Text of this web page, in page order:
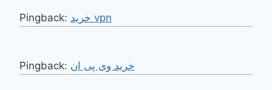
Pingback: خرید vpn
Pingback: خرید وی پی ان